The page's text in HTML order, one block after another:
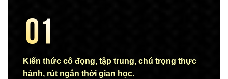
Kiến thức cô đọng, tập trung, chú trọng thực
hành, rút ngắn thời gian học.